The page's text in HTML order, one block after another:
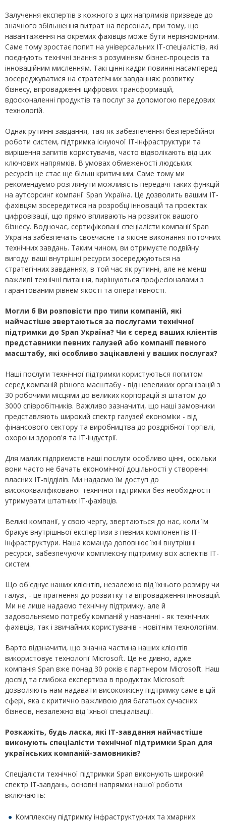
Залучення експертів з кожного з цих напрямків призведе до
значного збільшення витрат на персонал, при тому, що
навантаження на окремих фахівців може бути нерівномірним.
Саме тому зростає попит на універсальних ІТ-спеціалістів, які
поєднують технічні знання з розумінням бізнес-процесів та
інноваційним мисленням. Такі цінні кадри повинні насамперед
зосереджуватися на стратегічних завданнях: розвитку
бізнесу, впровадженні цифрових трансформацій,
вдосконаленні продуктів та послуг за допомогою передових
технологій.
Однак рутинні завдання, такі як забезпечення безперебійної
роботи систем, підтримка існуючої ІТ-інфраструктури та
вирішення запитів користувачів, часто відволікають від цих
ключових напрямків. В умовах обмеженості людських
ресурсів це стає ще більш критичним. Саме тому ми
рекомендуємо розглянути можливість передачі таких функцій
на аутсорсинг компанії Span Україна. Це дозволить вашим ІТ-
фахівцям зосередитися на розробці інновацій та проектах
цифровізації, що прямо впливають на розвиток вашого
бізнесу. Водночас, сертифіковані спеціалісти компанії Span
Україна забезпечать своєчасне та якісне виконання поточних
технічних завдань. Таким чином, ви отримуєте подвійну
вигоду: ваші внутрішні ресурси зосереджуються на
стратегічних завданнях, в той час як рутинні, але не менш
важливі технічні питання, вирішуються професіоналами з
гарантованим рівнем якості та оперативності.
Могли б Ви розповісти про типи компаній, які
найчастіше звертаються за послугами технічної
підтримки до Span Україна? Чи є серед ваших клієнтів
представники певних галузей або компанії певного
масштабу, які особливо зацікавлені у ваших послугах?
Наші послуги технічної підтримки користуються попитом
серед компаній різного масштабу - від невеликих організацій з
30 робочими місцями до великих корпорацій зі штатом до
3000 співробітників. Важливо зазначити, що наші замовники
представляють широкий спектр галузей економіки - від
фінансового сектору та виробництва до роздрібної торгівлі,
охорони здоров'я та ІТ-індустрії.
Для малих підприємств наші послуги особливо цінні, оскільки
вони часто не бачать економічної доцільності у створенні
власних ІТ-відділів. Ми надаємо їм доступ до
висококваліфікованої технічної підтримки без необхідності
утримувати штатних ІТ-фахівців.
Великі компанії, у свою чергу, звертаються до нас, коли їм
бракує внутрішньої експертизи з певних компонентів ІТ-
інфраструктури. Наша команда доповнює їхні внутрішні
ресурси, забезпечуючи комплексну підтримку всіх аспектів ІТ-
систем.
Що об'єднує наших клієнтів, незалежно від їхнього розміру чи
галузі, - це прагнення до розвитку та впровадження інновацій.
Ми не лише надаємо технічну підтримку, але й
задовольняємо потребу компаній у навчанні - як технічних
фахівців, так і звичайних користувачів - новітнім технологіям.
Варто відзначити, що значна частина наших клієнтів
використовує технології Microsoft. Це не дивно, адже
компанія Span вже понад 30 років є партнером Microsoft. Наш
досвід та глибока експертиза в продуктах Microsoft
дозволяють нам надавати високоякісну підтримку саме в цій
сфері, яка є критично важливою для багатьох сучасних
бізнесів, незалежно від їхньої спеціалізації.
Розкажіть, будь ласка, які ІТ-завдання найчастіше
виконують спеціалісти технічної підтримки Span для
українських компаній-замовників?
Спеціалісти технічної підтримки Span виконують широкий
спектр ІТ-завдань, основні напрямки нашої роботи
включають:
Комплексну підтримку інфраструктурних та хмарних